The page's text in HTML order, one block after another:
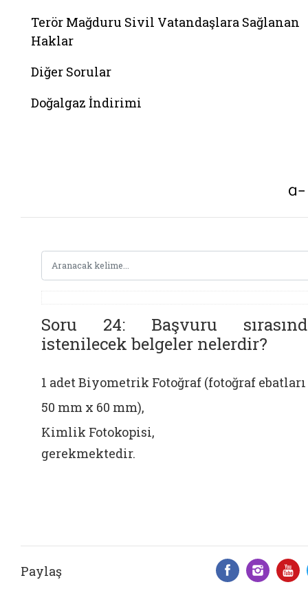
Terör Mağduru Sivil Vatandaşlara Sağlanan
Haklar
Diğer Sorular
Doğalgaz İndirimi
Soru 24: Başvuru
istenilecek belgeler nelerdir?
1 adet Biyometrik Fotoğraf (fotoğraf ebatları
50 mm x 60 mm),
Kimlik Fotokopisi,
gerekmektedir.
Paylaş